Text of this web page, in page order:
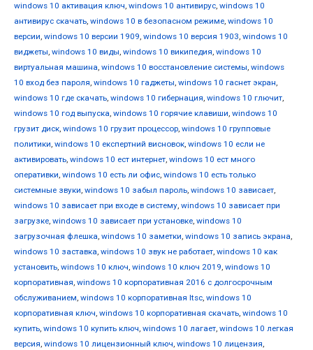
windows 10 активация ключ, windows 10 антивирус, windows 10
антивирус скачать, windows 10 в безопасном режиме, windows 10
версии, windows 10 версии 1909, windows 10 версия 1903, windows 10
виджеты, windows 10 виды, windows 10 википедия, windows 10
виртуальная машина, windows 10 восстановление системы, windows
10 вход без пароля, windows 10 гаджеты, windows 10 гаснет экран,
windows 10 где скачать, windows 10 гибернация, windows 10 глючит,
windows 10 год выпуска, windows 10 горячие клавиши, windows 10
грузит диск, windows 10 грузит процессор, windows 10 групповые
политики, windows 10 експертний висновок, windows 10 если не
активировать, windows 10 ест интернет, windows 10 ест много
оперативки, windows 10 есть ли офис, windows 10 есть только
системные звуки, windows 10 забыл пароль, windows 10 зависает,
windows 10 зависает при входе в систему, windows 10 зависает при
загрузке, windows 10 зависает при установке, windows 10
загрузочная флешка, windows 10 заметки, windows 10 запись экрана,
windows 10 заставка, windows 10 звук не работает, windows 10 как
установить, windows 10 ключ, windows 10 ключ 2019, windows 10
корпоративная, windows 10 корпоративная 2016 с долгосрочным
обслуживанием, windows 10 корпоративная ltsc, windows 10
корпоративная ключ, windows 10 корпоративная скачать, windows 10
купить, windows 10 купить ключ, windows 10 лагает, windows 10 легкая
версия, windows 10 лицензионный ключ, windows 10 лицензия,